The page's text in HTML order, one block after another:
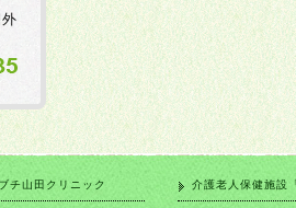
チ山田クリニック 介護老人保健施設